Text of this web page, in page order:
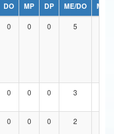
DO MP DP ME/DO
MP/
0 0 0 5
0 0 0 3
0 0 0 2